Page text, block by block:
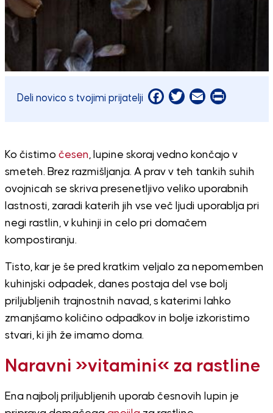
Deli novico s tvojimi prijatelji Facebook
Twitter
EmailPrint
Ko čistimo česen, lupine skoraj vedno končajo v
smeteh. Brez razmišljanja. A prav v teh tankih suhih
ovojnicah se skriva presenetljivo veliko uporabnih
lastnosti, zaradi katerih jih vse več ljudi uporablja pri
negi rastlin, v kuhinji in celo pri domačem
kompostiranju.
Tisto, kar je še pred kratkim veljalo za nepomemben
kuhinjski odpadek, danes postaja del vse bolj
priljubljenih trajnostnih navad, s katerimi lahko
zmanjšamo količino odpadkov in bolje izkoristimo
stvari, ki jih že imamo doma.
Naravni »vitamini« za rastline
Ena najbolj priljubljenih uporab česnovih lupin je